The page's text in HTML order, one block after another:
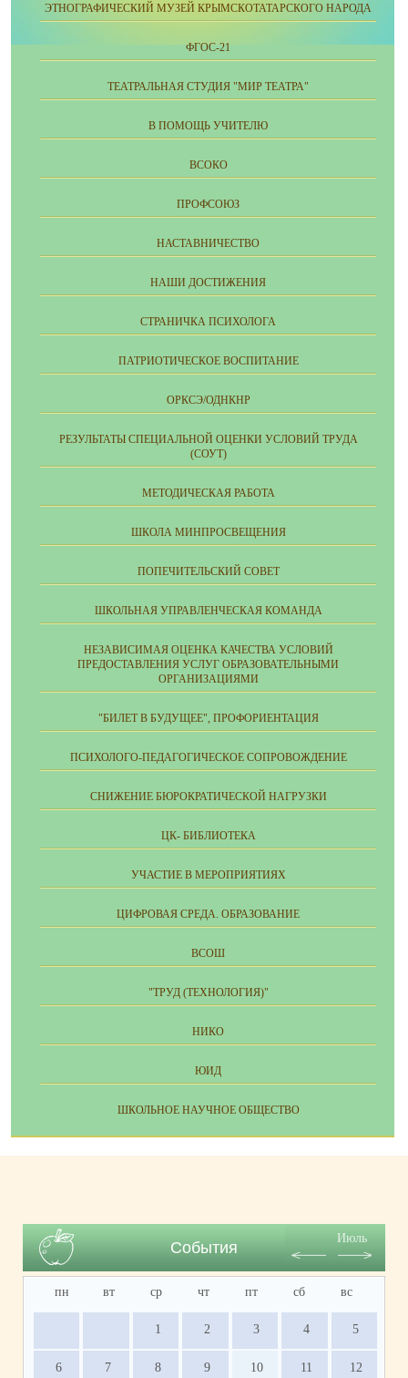
ЭТНОГРАФИЧЕСКИЙ МУЗЕЙ КРЫМСКОТАТАРСКОГО НАРОДА
ФГОС-21
ТЕАТРАЛЬНАЯ СТУДИЯ "МИР ТЕАТРА"
В ПОМОЩЬ УЧИТЕЛЮ
ВСОКО
ПРОФСОЮЗ
НАСТАВНИЧЕСТВО
НАШИ ДОСТИЖЕНИЯ
СТРАНИЧКА ПСИХОЛОГА
ПАТРИОТИЧЕСКОЕ ВОСПИТАНИЕ
ОРКСЭ/ОДНКНР
РЕЗУЛЬТАТЫ СПЕЦИАЛЬНОЙ ОЦЕНКИ УСЛОВИЙ ТРУДА
(СОУТ)
МЕТОДИЧЕСКАЯ РАБОТА
ШКОЛА МИНПРОСВЕЩЕНИЯ
ПОПЕЧИТЕЛЬСКИЙ СОВЕТ
ШКОЛЬНАЯ УПРАВЛЕНЧЕСКАЯ КОМАНДА
НЕЗАВИСИМАЯ ОЦЕНКА КАЧЕСТВА УСЛОВИЙ
ПРЕДОСТАВЛЕНИЯ УСЛУГ ОБРАЗОВАТЕЛЬНЫМИ
ОРГАНИЗАЦИЯМИ
"БИЛЕТ В БУДУЩЕЕ", ПРОФОРИЕНТАЦИЯ
ПСИХОЛОГО-ПЕДАГОГИЧЕСКОЕ СОПРОВОЖДЕНИЕ
СНИЖЕНИЕ БЮРОКРАТИЧЕСКОЙ НАГРУЗКИ
ЦК- БИБЛИОТЕКА
УЧАСТИЕ В МЕРОПРИЯТИЯХ
ЦИФРОВАЯ СРЕДА. ОБРАЗОВАНИЕ
ВСОШ
"ТРУД (ТЕХНОЛОГИЯ)"
НИКО
ЮИД
ШКОЛЬНОЕ НАУЧНОЕ ОБЩЕСТВО
События
Июль
пн вт ср чт пт сб вс
1 2 3 4 5
6 7 8 9 10 11 12